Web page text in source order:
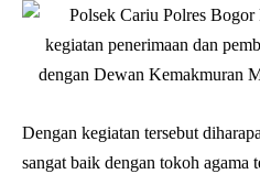
Dengan kegiatan tersebut
sangat baik dengan tokoh agama